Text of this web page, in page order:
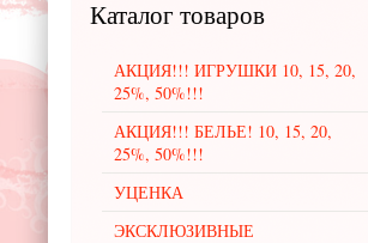
Каталог товаров
АКЦИЯ!!! ИГРУШКИ 10, 15, 20,
25%, 50%!!!
АКЦИЯ!!! БЕЛЬЕ! 10, 15, 20,
25%, 50%!!!
УЦЕНКА
ЭКСКЛЮЗИВНЫЕ